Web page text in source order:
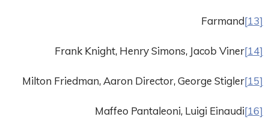
[13]
Farmand
[14]
Frank Knight, Henry Simons, Jacob Viner
[15]
Milton Friedman, Aaron Director, George Stigler
[16]
Maffeo Pantaleoni, Luigi Einaudi